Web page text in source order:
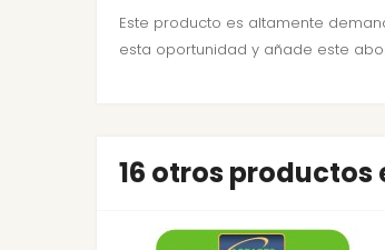
Este producto es altamente
esta oportunidad y añade este
16 otros